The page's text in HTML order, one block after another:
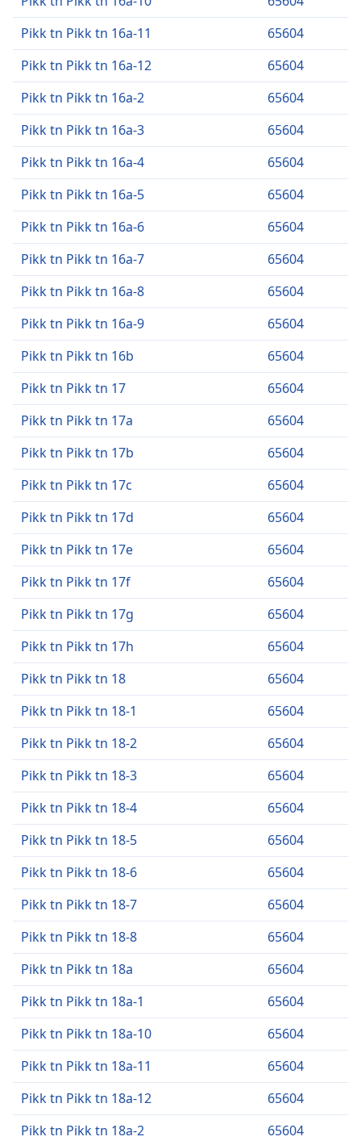
Pikk tn Pikk tn 16a-11
65604
Pikk tn Pikk tn 16a-12
65604
Pikk tn Pikk tn 16a-2
65604
Pikk tn Pikk tn 16a-3
65604
Pikk tn Pikk tn 16a-4
65604
Pikk tn Pikk tn 16a-5
65604
Pikk tn Pikk tn 16a-6
65604
Pikk tn Pikk tn 16a-7
65604
Pikk tn Pikk tn 16a-8
65604
Pikk tn Pikk tn 16a-9
65604
Pikk tn Pikk tn 16b
65604
Pikk tn Pikk tn 17
65604
Pikk tn Pikk tn 17a
65604
Pikk tn Pikk tn 17b
65604
Pikk tn Pikk tn 17c
65604
Pikk tn Pikk tn 17d
65604
Pikk tn Pikk tn 17e
65604
Pikk tn Pikk tn 17f
65604
Pikk tn Pikk tn 17g
65604
Pikk tn Pikk tn 17h
65604
Pikk tn Pikk tn 18
65604
Pikk tn Pikk tn 18-1
65604
Pikk tn Pikk tn 18-2
65604
Pikk tn Pikk tn 18-3
65604
Pikk tn Pikk tn 18-4
65604
Pikk tn Pikk tn 18-5
65604
Pikk tn Pikk tn 18-6
65604
Pikk tn Pikk tn 18-7
65604
Pikk tn Pikk tn 18-8
65604
Pikk tn Pikk tn 18a
65604
Pikk tn Pikk tn 18a-1
65604
Pikk tn Pikk tn 18a-10
65604
Pikk tn Pikk tn 18a-11
65604
Pikk tn Pikk tn 18a-12
65604
Pikk tn Pikk tn 18a-2
65604